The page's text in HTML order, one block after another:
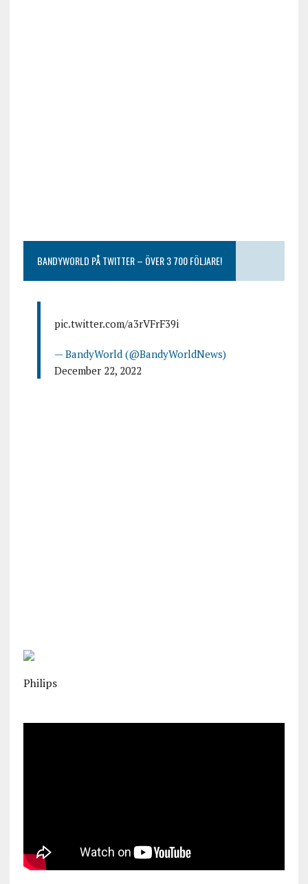
BANDYWORLD PÅ TWITTER – ÖVER 3 700 FÖLJARE!
pic.twitter.com/a3rVFrF39i
— BandyWorld (@BandyWorldNews)
December 22, 2022
Philips